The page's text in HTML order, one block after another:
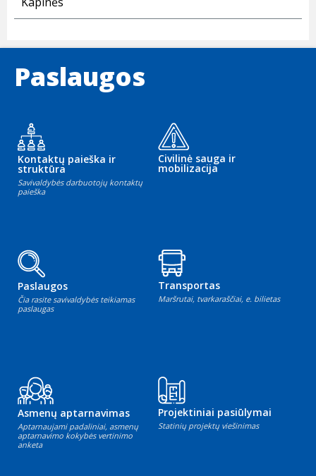
Paslaugos
Kontaktų paieška ir
struktūra
Savivaldybės darbuotojų kontaktų
paieška
Civilinė sauga ir
mobilizacija
Paslaugos
Čia rasite savivaldybės teikiamas
paslaugas
Transportas
Maršrutai, tvarkaraščiai, e. bilietas
Asmenų aptarnavimas
Aptarnaujami padaliniai, asmenų
aptarnavimo kokybės vertinimo
anketa
Projektiniai pasiūlymai
Statinių projektų viešinimas